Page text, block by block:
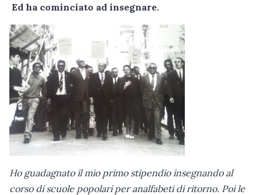
Ed ha cominciato ad insegnare.
Ho guadagnato il mio primo stipendio insegnando al
corso di scuole popolari per analfabeti di ritorno. Poi le